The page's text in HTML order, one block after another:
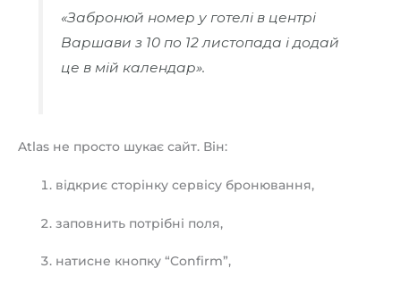
«Забронюй номер у готелі в центрі
Варшави з 10 по 12 листопада і додай
це в мій календар».
Atlas не просто шукає сайт. Він:
відкриє сторінку сервісу бронювання,
заповнить потрібні поля,
натисне кнопку “Confirm”,